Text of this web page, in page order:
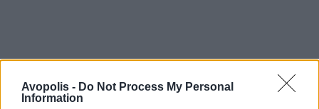
Avopolis - Do Not Process My Personal
Information